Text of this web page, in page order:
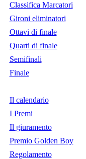
Classifica Marcatori
Gironi eliminatori
Ottavi di finale
Quarti di finale
Semifinali
Finale
Il calendario
I Premi
Il giuramento
Premio Golden Boy
Regolamento